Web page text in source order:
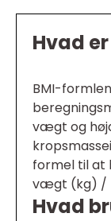
Hvad
BMI-
vægt og
formel til at
vægt (kg) /
Hvad